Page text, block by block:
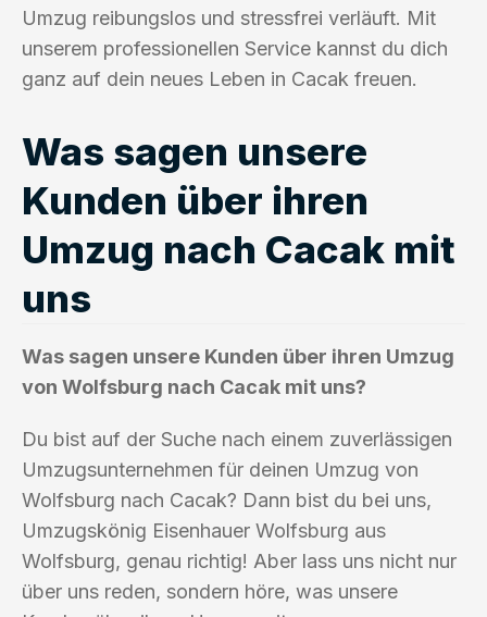
Umzug reibungslos und stressfrei verläuft. Mit
unserem professionellen Service kannst du dich
ganz auf dein neues Leben in Cacak freuen.
Was sagen unsere
Kunden über ihren
Umzug nach Cacak mit
uns
Was sagen unsere Kunden über ihren Umzug
von Wolfsburg nach Cacak mit uns?
Du bist auf der Suche nach einem zuverlässigen
Umzugsunternehmen für deinen Umzug von
Wolfsburg nach Cacak? Dann bist du bei uns,
Umzugskönig Eisenhauer Wolfsburg aus
Wolfsburg, genau richtig! Aber lass uns nicht nur
über uns reden, sondern höre, was unsere